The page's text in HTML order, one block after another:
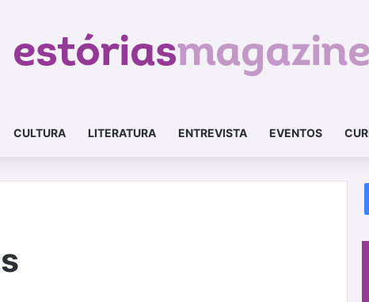
CULTURA LITERATURA ENTREVISTA EVENTOS